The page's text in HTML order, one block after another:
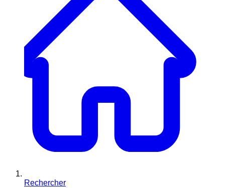
Rechercher